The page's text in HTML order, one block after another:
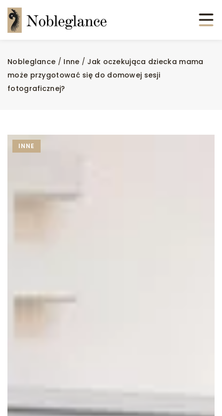
Nobleglance / Inne / Jak oczekująca dziecka mama
może przygotować się do domowej sesji
fotograficznej?
INNE